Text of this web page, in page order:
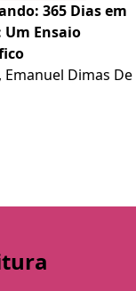
365 Dias em
Um Ensaio
Emanuel Dimas De